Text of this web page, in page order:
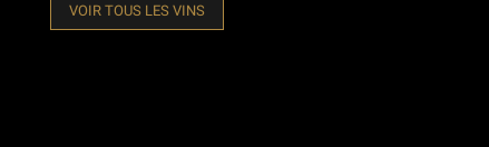
VOIR TOUS LES VINS